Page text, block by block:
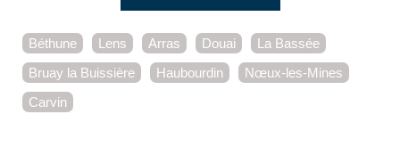
Béthune Lens Arras Douai
La Bassée
Bruay la Buissière
Haubourdin
Nœux-les-Mines
Carvin